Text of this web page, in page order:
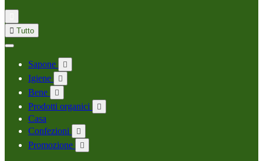
 Tutto
Sapone 
Igiene 
Bene 
Prodotti organici 
Casa
Confezioni

Promozione 